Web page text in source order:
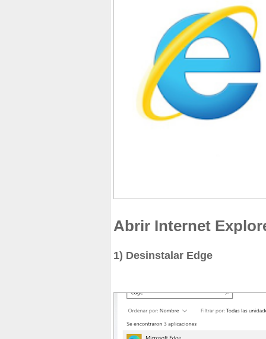
Abrir Internet
1) Desinstalar Edge